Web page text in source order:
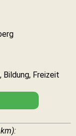
Freizeit